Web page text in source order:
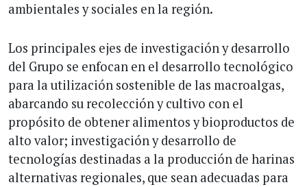
ambientales y sociales en la región.
Los principales ejes de investigación y desarrollo
del Grupo se enfocan en el desarrollo tecnológico
para la utilización sostenible de las macroalgas,
abarcando su recolección y cultivo con el
propósito de obtener alimentos y bioproductos de
alto valor; investigación y desarrollo de
tecnologías destinadas a la producción de harinas
alternativas regionales, que sean adecuadas para